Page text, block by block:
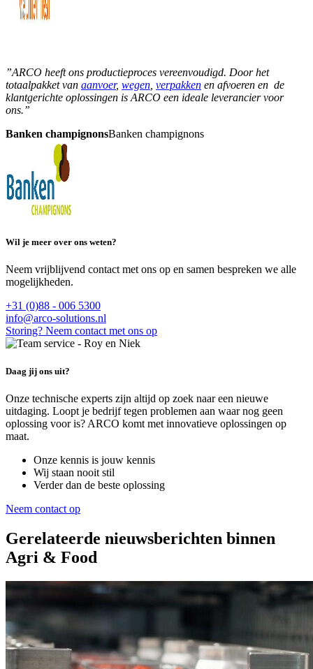
”ARCO heeft ons productieproces vereenvoudigd. Door het
totaalpakket van aanvoer, wegen verpakken en afvoeren en de
klantgerichte oplossingen is ARCO een ideale leverancier voor
ons.”
Banken champignonsBanken champignons
Wil je meer over ons weten?
Neem vrijblijvend contact met ons op en samen bespreken we alle
mogelijkheden.
+31 (0)88 - 006 5300
info@arco-solutions.nl
Storing? Neem contact met ons op
Daag jij ons uit?
Onze technische experts zijn altijd op zoek naar een nieuwe
uitdaging. Loopt je bedrijf tegen problemen aan waar nog geen
oplossing voor is? ARCO komt met innovatieve oplossingen op
maat.
Onze kennis is jouw kennis
Wij staan nooit stil
Verder dan de beste oplossing
Neem contact op
Gerelateerde nieuwsberichten binnen
Agri & Food